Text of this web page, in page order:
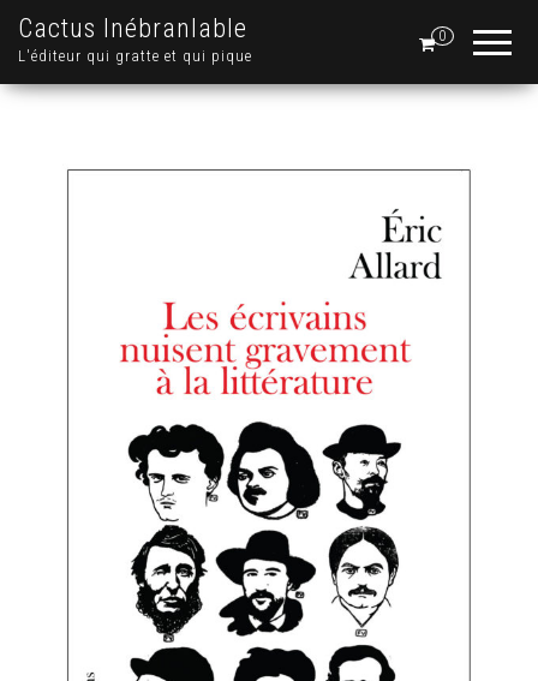
Cactus Inébranlable
L'éditeur qui gratte et qui pique
0